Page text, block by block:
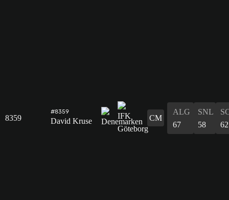
8359
#8359
David Kruse CM
ALG
67
SNL
58
62